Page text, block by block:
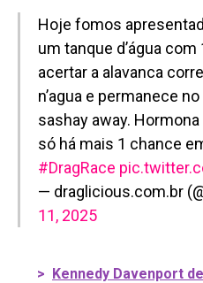
Hoje fomos
um tanque d’água
acertar a alavanca
n’agua e permanece
sashay away.
só há mais 1 chance
#DragRace
— draglicious.com.br
11, 2025
> Kennedy Davenport